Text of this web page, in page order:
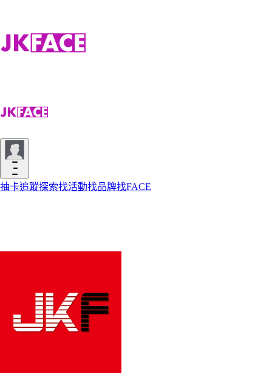
抽卡追蹤探索找活動找品牌找FACE